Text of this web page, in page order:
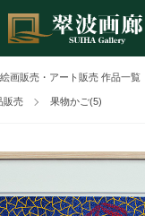
絵画販売・アート販売 作品一覧
販売 果物かご(5)